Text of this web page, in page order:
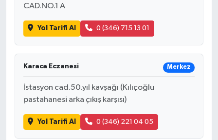
CAD.NO.1 A
Yol Tarifi Al 0 (346) 715 13 01
Karaca Eczanesi Merkez
İstasyon cad.50.yıl kavşağı (Kılıçoğlu
pastahanesi arka çıkış karşısı)
Yol Tarifi Al 0 (346) 221 04 05